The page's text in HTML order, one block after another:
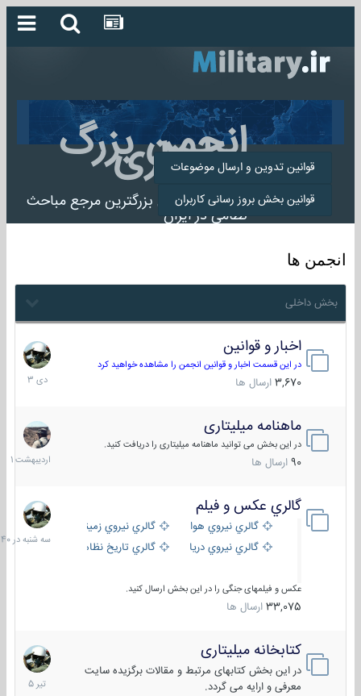
انجمن بزرگ
میلیتاری
انجمن میلیتاری بزرگترین مرجع مباحث
نظامی در ایران
قوانین تدوین و ارسال موضوعات
قوانین بخش بروز رسانی کاربران
انجمن ها
بخش داخلی
اخبار و قوانین
در این قسمت اخبار و قوانین انجمن را مشاهده خواهید کرد
3,670 ارسال ها
22
دی
1403
ماهنامه میلیتاری
در این بخش می توانید ماهنامه میلیتاری را دریافت کنید.
90 ارسال ها
30
1401
گالري عكس و فيلم
گالري نيروي هوايي
گالري نيروي زميني
گالري نيروي دريايي
گالري تاریخ نظامی
عکس و فیلمهای جنگی را در این بخش ارسال کنید.
33,075 ارسال ها
سه
شنبه
در
کتابخانه میلیتاری
در این بخش کتابهای مرتبط و مقالات برگزیده سایت
معرفی و ارایه می گردد.
16
تیر
1405